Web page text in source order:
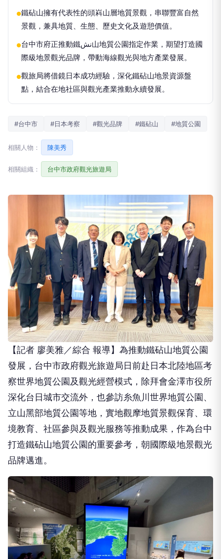
●鐵砧山擁有代表性的頭嵙山層地質景觀，串聯豐富自然
景觀，兼具地質、生態、歷史文化及遊憩價值。
●台中市府正推動鐵نش山地質公園指定作業，期望打造國
際級地景觀光品牌，帶動海線觀光與地方產業發展。
●觀旅局將借鏡日本成功經驗，深化鐵砧山地景資源盤
點，結合在地社區與觀光產業推動永續發展。
#台中市 #日本考察 #觀光品牌 #鐵砧山 #地質公園
相關人物： 陳美秀
相關組織： 台中市政府觀光旅遊局
【記者 廖美雅／綜合 報導】為推動鐵砧山地質公園
發展，台中市政府觀光旅遊局日前赴日本北陸地區考
察世界地質公園及觀光經營模式，除拜會金澤市役所
深化台日城市交流外，也參訪糸魚川世界地質公園、
立山黑部地質公園等地，實地觀摩地質景觀保育、環
境教育、社區參與及觀光服務等推動成果，作為台中
打造鐵砧山地質公園的重要參考，朝國際級地景觀光
品牌邁進。